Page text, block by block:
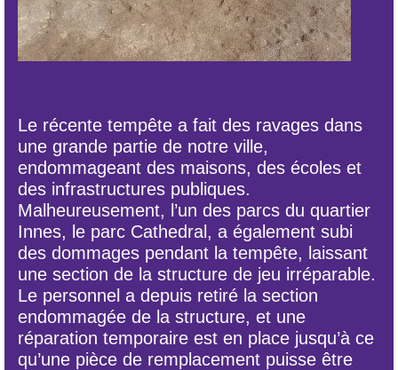
Le récente tempête a fait des ravages dans
une grande partie de notre ville,
endommageant des maisons, des écoles et
des infrastructures publiques.
Malheureusement, l’un des parcs du quartier
Innes, le parc Cathedral, a également subi
des dommages pendant la tempête, laissant
une section de la structure de jeu irréparable.
Le personnel a depuis retiré la section
endommagée de la structure, et une
réparation temporaire est en place jusqu’à ce
qu’une pièce de remplacement puisse être